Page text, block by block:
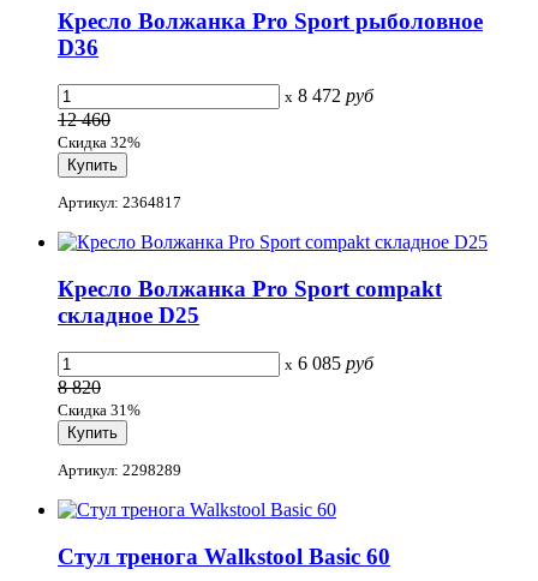
Кресло Волжанка Pro Sport рыболовное
D36
x 8 472 руб
12 460
Скидка 32%
Артикул: 2364817
Кресло Волжанка Pro Sport compakt
складное D25
x 6 085 руб
8 820
Скидка 31%
Артикул: 2298289
Стул тренога Walkstool Basic 60